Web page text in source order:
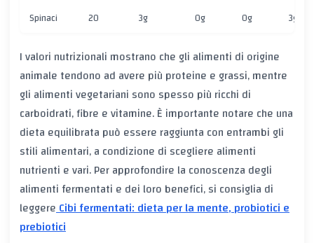
Spinaci
20 3g 0g 0g 3g
I valori nutrizionali mostrano che gli alimenti di origine
animale tendono ad avere più proteine e grassi, mentre
gli alimenti vegetariani sono spesso più ricchi di
carboidrati, fibre e vitamine. È importante notare che una
dieta equilibrata può essere raggiunta con entrambi gli
stili alimentari, a condizione di scegliere alimenti
nutrienti e vari. Per approfondire la conoscenza degli
alimenti fermentati e dei loro benefici, si consiglia di
leggereCibi fermentati: dieta per la mente, probiotici e
prebiotici